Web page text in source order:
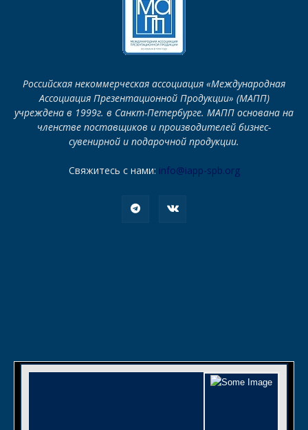
Российская некоммерческая ассоциация «Международная
Ассоциация Презентационной Продукции» (МАПП)
учреждена в 1999г. в Санкт-Петербурге. МАПП основана на
членстве поставщиков и производителей бизнес-
сувенирной и подарочной продукции.
Свяжитесь с нами: info@iapp-spb.org